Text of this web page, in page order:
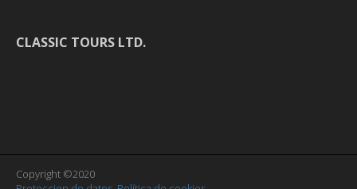
CLASSIC TOURS LTD.
Copyright ©2020